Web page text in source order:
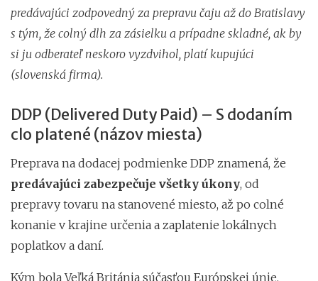
predávajúci zodpovedný za prepravu čaju až do Bratislavy
s tým, že colný dlh za zásielku a prípadne skladné, ak by
si ju odberateľ neskoro vyzdvihol, platí kupujúci
(slovenská firma).
DDP (Delivered Duty Paid) – S dodaním
clo platené (názov miesta)
Preprava na dodacej podmienke DDP znamená, že
predávajúci zabezpečuje všetky úkony, od
prepravy tovaru na stanovené miesto, až po colné
konanie v krajine určenia a zaplatenie lokálnych
poplatkov a daní.
Kým bola Veľká Británia súčasťou Európskej únie,